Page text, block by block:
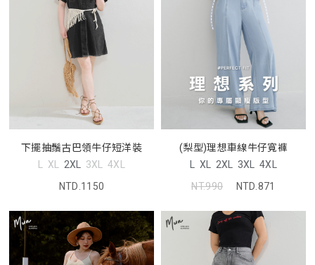
下擺抽鬚古巴領牛仔短洋裝
L XL 2XL 3XL 4XL
NTD.1150
(梨型)理想車線牛仔寬褲
L XL 2XL 3XL 4XL
NT.990
NTD.871